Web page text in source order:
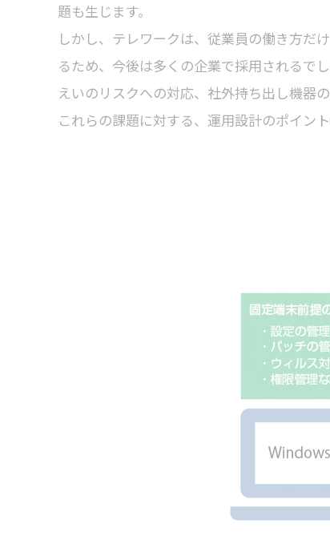
題も生じます。
しかし、テレワークは、従業員の働き方だ
るため、今後は多くの企業で採用されるで
えいのリスクへの対応、社外持ち出し機器
これらの課題に対する、運用設計のポイン